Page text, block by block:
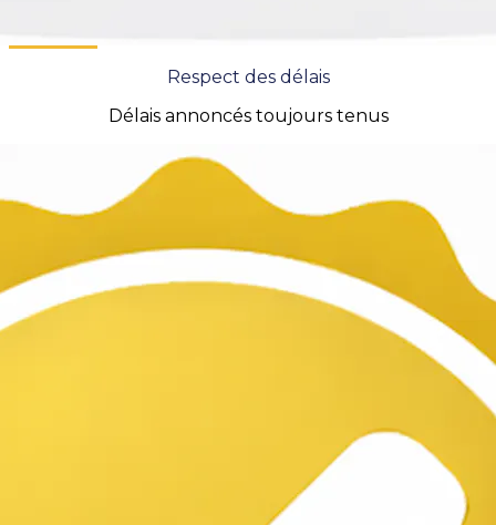
Respect des délais
Délais annoncés toujours tenus